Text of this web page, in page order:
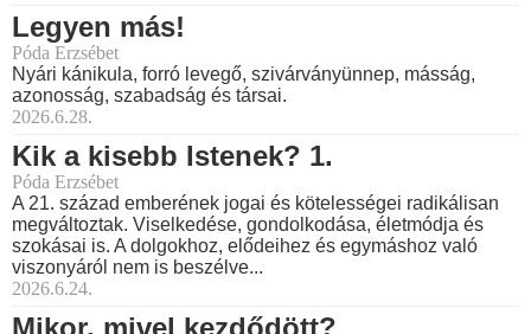
Legyen más!
Póda Erzsébet
Nyári kánikula, forró levegő, szivárványünnep, másság,
azonosság, szabadság és társai.
2026.6.28.
Kik a kisebb Istenek? 1.
Póda Erzsébet
A 21. század emberének jogai és kötelességei radikálisan
megváltoztak. Viselkedése, gondolkodása, életmódja és
szokásai is. A dolgokhoz, elődeihez és egymáshoz való
viszonyáról nem is beszélve...
2026.6.24.